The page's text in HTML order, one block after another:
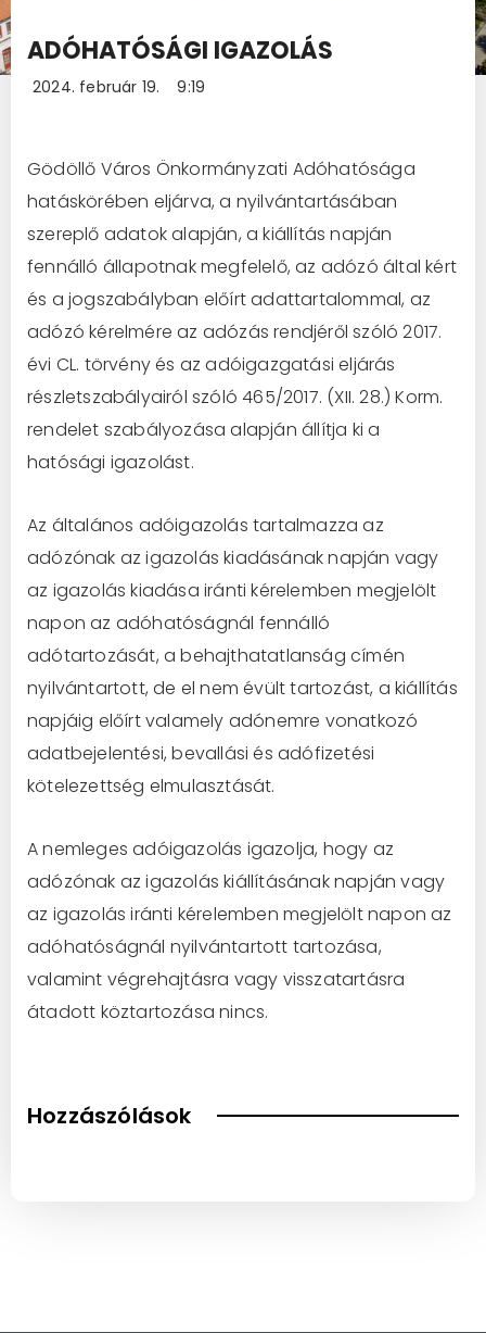
ADÓHATÓSÁGI IGAZOLÁS
2024. február 19. 9:19
Gödöllő Város Önkormányzati Adóhatósága
hatáskörében eljárva, a nyilvántartásában
szereplő adatok alapján, a kiállítás napján
fennálló állapotnak megfelelő, az adózó által kért
és a jogszabályban előírt adattartalommal, az
adózó kérelmére az adózás rendjéről szóló 2017.
évi CL. törvény és az adóigazgatási eljárás
részletszabályairól szóló 465/2017. (XII. 28.) Korm.
rendelet szabályozása alapján állítja ki a
hatósági igazolást.
Az általános adóigazolás tartalmazza az
adózónak az igazolás kiadásának napján vagy
az igazolás kiadása iránti kérelemben megjelölt
napon az adóhatóságnál fennálló
adótartozását, a behajthatatlanság címén
nyilvántartott, de el nem évült tartozást, a kiállítás
napjáig előírt valamely adónemre vonatkozó
adatbejelentési, bevallási és adófizetési
kötelezettség elmulasztását.
A nemleges adóigazolás igazolja, hogy az
adózónak az igazolás kiállításának napján vagy
az igazolás iránti kérelemben megjelölt napon az
adóhatóságnál nyilvántartott tartozása,
valamint végrehajtásra vagy visszatartásra
átadott köztartozása nincs.
Hozzászólások